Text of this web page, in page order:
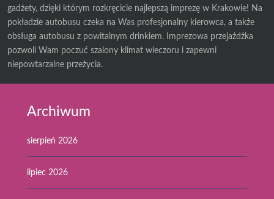
gadżety, dzięki którym rozkręcicie najlepszą imprezę w Krakowie! Na
pokładzie autobusu czeka na Was profesjonalny kierowca, a także
obsługa autobusu z powitalnym drinkiem. Imprezowa przejażdżka
pozwoli Wam poczuć szalony klimat wieczoru i zapewni
niepowtarzalne przeżycia.
Archiwum
sierpień 2026
lipiec 2026